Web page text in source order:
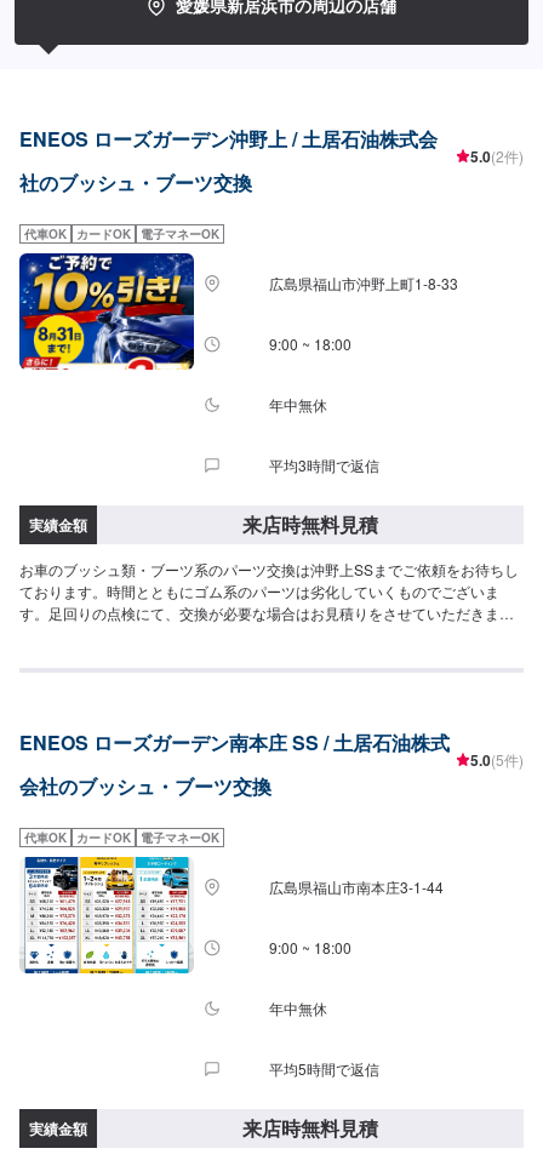
愛媛県新居浜市の周辺の店舗
ENEOS ローズガーデン沖野上 / 土居石油株式会
社のブッシュ・ブーツ交換
5.0(2件)
代車OK カードOK 電子マネーOK
広島県福山市沖野上町1-8-33
9:00 ~ 18:00
年中無休
平均3時間で返信
実績金額 来店時無料見積
お車のブッシュ類・ブーツ系のパーツ交換は沖野上SSまでご依頼をお待ちし
ております。時間とともにゴム系のパーツは劣化していくものでございま
す。足回りの点検にて、交換が必要な場合はお見積りをさせていただきま
ENEOS ローズガーデン南本庄 SS / 土居石油株式
会社のブッシュ・ブーツ交換
5.0(5件)
代車OK カードOK 電子マネーOK
広島県福山市南本庄3-1-44
9:00 ~ 18:00
年中無休
平均5時間で返信
実績金額 来店時無料見積